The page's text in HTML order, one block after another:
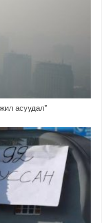
асуудал”